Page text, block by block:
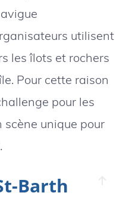
utilisent
les îlots et rochers
Pour cette raison
pour les
scène unique pour
Barth